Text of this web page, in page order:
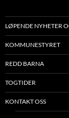
LØPENDE NYHETER
KOMMUNESTYRET
REDD BARNA
TOGTIDER
KONTAKT OSS